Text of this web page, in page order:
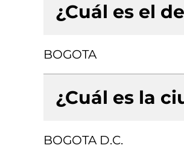
¿Cuál es el
BOGOTA
¿Cuál es la
BOGOTA D.C.